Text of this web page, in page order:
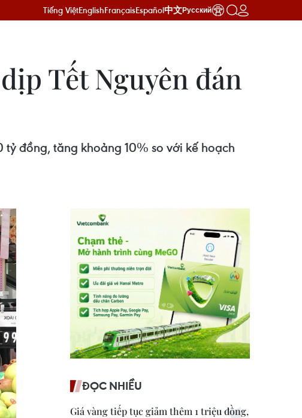
Tiếng ViệtEnglishFrançaisEspañol中文Русский
Tết Nguyên đán
đồng, tăng khoảng 10% so với kế hoạch
ĐỌC NHIỀU
Giá vàng tiếp tục giảm thêm 1 triệu đồng,